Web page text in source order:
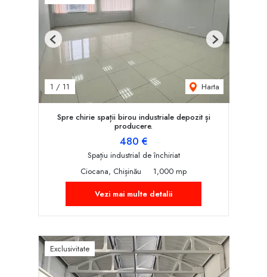
1 / 11 Harta
Previous Next
Spre chirie spații birou industriale depozit și
producere.
480 €
Spațiu industrial de închiriat
Ciocana, Chișinău
1,000 mp
Vezi mai multe detalii
Exclusivitate